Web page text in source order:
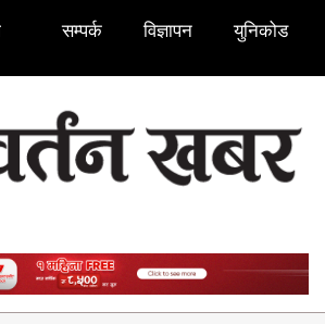
सम्पर्क विज्ञापन युनिकोड